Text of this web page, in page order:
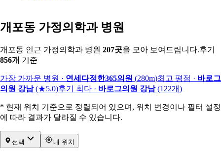
개포동 가정의학과 병원
개포동 인근 가정의학과 병원 207곳을 모아 보여드립니다.후기
856개 기준
가장 가까운 병원 · 연세다정한365의원 (280m)최고 평점 · 바로그
의원 강남(★5.0)후기 최다 · 바로그의원 강남(122개)
* 현재 위치 기준으로 정렬되어 있으며, 위치 변경이나 필터 설정
에 따라 결과가 달라질 수 있습니다.
선택 내 위치